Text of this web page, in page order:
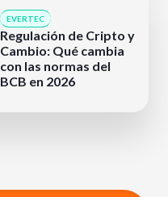
EVERTEC
Regulación de Cripto y
Cambio: Qué cambia
con las normas del
BCB en 2026